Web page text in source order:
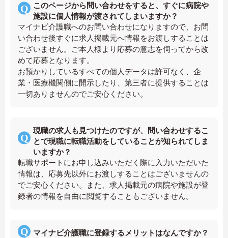
このページから問い合わせをすると、すぐに病院や
施設に個人情報が渡されてしまいますか？
マイナビ介護職へのお問い合わせになりますので、お問
い合わせ後すぐに求人掲載元へ情報をお渡しすることは
ございません。ご本人様より応募の意志を伺ってから改
めて応募となります。
お預かりしているすべての個人データは許可なく、企
業・医療機関側に開示したり、第三者に提供することは
一切ありませんのでご安心ください。
現職の求人も見つけたのですが、問い合わせするこ
とで現職に転職活動をしていることが知られてしま
いますか？
転職サポートにお申し込みいただく際に入力いただいた
情報は、応募先以外にお渡しすることはございませんの
でご安心ください。また、求人掲載元の病院や施設が登
録者の情報を自由に閲覧することもございません。
マイナビ介護職に登録するメリットはなんですか？